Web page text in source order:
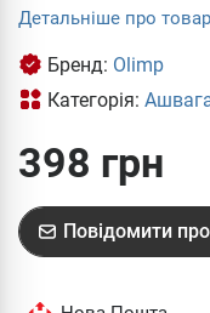
Детальніше про товар
Бренд: Olimp
Категорія:
398 грн
Повідомити